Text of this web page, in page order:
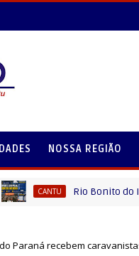
NOSSA REGIÃO
CANTU Rio Bonito do Iguaçu -
Paraná recebem